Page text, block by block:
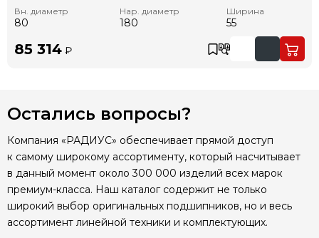
Вн. диаметр
80
Нар. диаметр
180
Ширина
55
85 314 ₽
Остались вопросы?
Компания «РАДИУС» обеспечивает прямой доступ
к самому широкому ассортименту, который насчитывает
в данный момент около 300 000 изделий всех марок
премиум-класса. Наш каталог содержит не только
широкий выбор оригинальных подшипников, но и весь
ассортимент линейной техники и комплектующих.